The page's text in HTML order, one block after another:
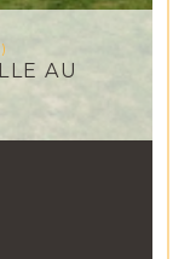
AU